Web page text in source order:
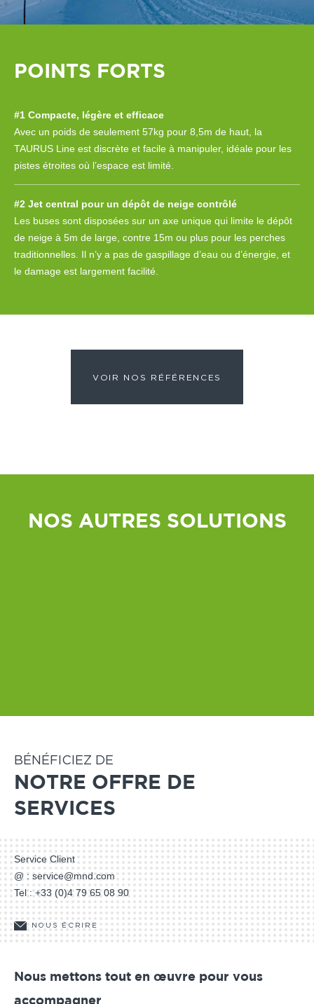
POINTS FORTS
#1 Compacte, légère et efficace
Avec un poids de seulement 57kg pour 8,5m de haut, la
TAURUS Line est discrète et facile à manipuler, idéale pour les
pistes étroites où l’espace est limité.
#2 Jet central pour un dépôt de neige contrôlé
Les buses sont disposées sur un axe unique qui limite le dépôt
de neige à 5m de large, contre 15m ou plus pour les perches
traditionnelles. Il n’y a pas de gaspillage d’eau ou d’énergie, et
le damage est largement facilité.
VOIR NOS RÉFÉRENCES
NOS AUTRES SOLUTIONS
BÉNÉFICIEZ DE
NOTRE OFFRE DE
SERVICES
Service Client
@ : service@mnd.com
Tel :+33 (0)4 79 65 08 90
NOUS ÉCRIRE
Nous mettons tout en œuvre pour vous
accompagner